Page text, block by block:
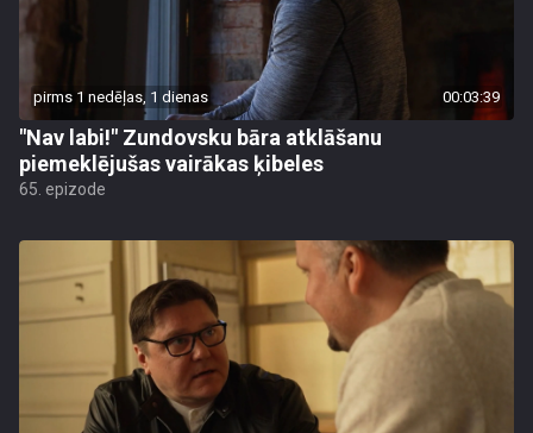
pirms 1 nedēļas, 1 dienas 00:03:39
"Nav labi!" Zundovsku bāra atklāšanu
piemeklējušas vairākas ķibeles
65. epizode